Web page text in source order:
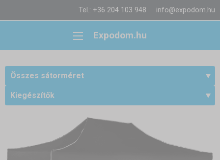
Tel.: +36 204 103 948 info@expodom.hu
Expodom.hu
Összes sátorméret
Kiegészítők